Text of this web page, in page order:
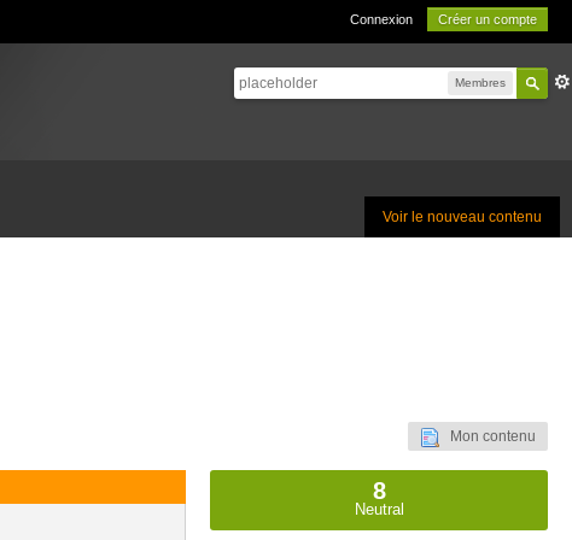
Connexion Créer un compte
Membres
Voir le nouveau contenu
Mon contenu
8
Neutral